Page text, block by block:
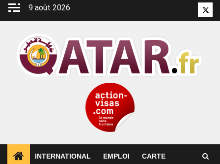
Aller
9 août 2026
INTERNATIONAL EMPLOI CARTE